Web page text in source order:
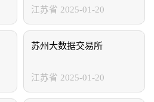
江苏省 2025-01-20
苏州大数据交易所
江苏省 2025-01-20